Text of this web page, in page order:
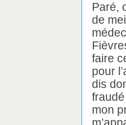
Paré,
de
faire
pour
dis
mon